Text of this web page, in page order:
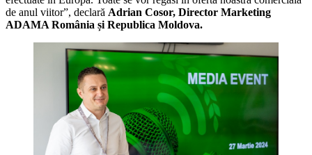
de anul viitor”, declară Adrian Cosor, Director Marketing
ADAMA România și Republica Moldova.